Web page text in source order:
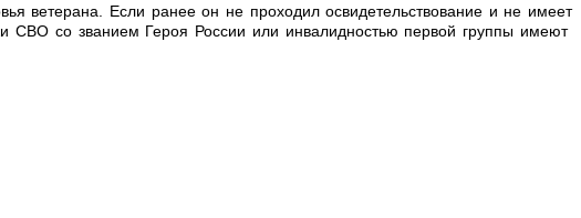
ветерана. Если ранее он не проходил освидетельствование и не имеет
СВО со званием Героя России или инвалидностью первой группы имеют